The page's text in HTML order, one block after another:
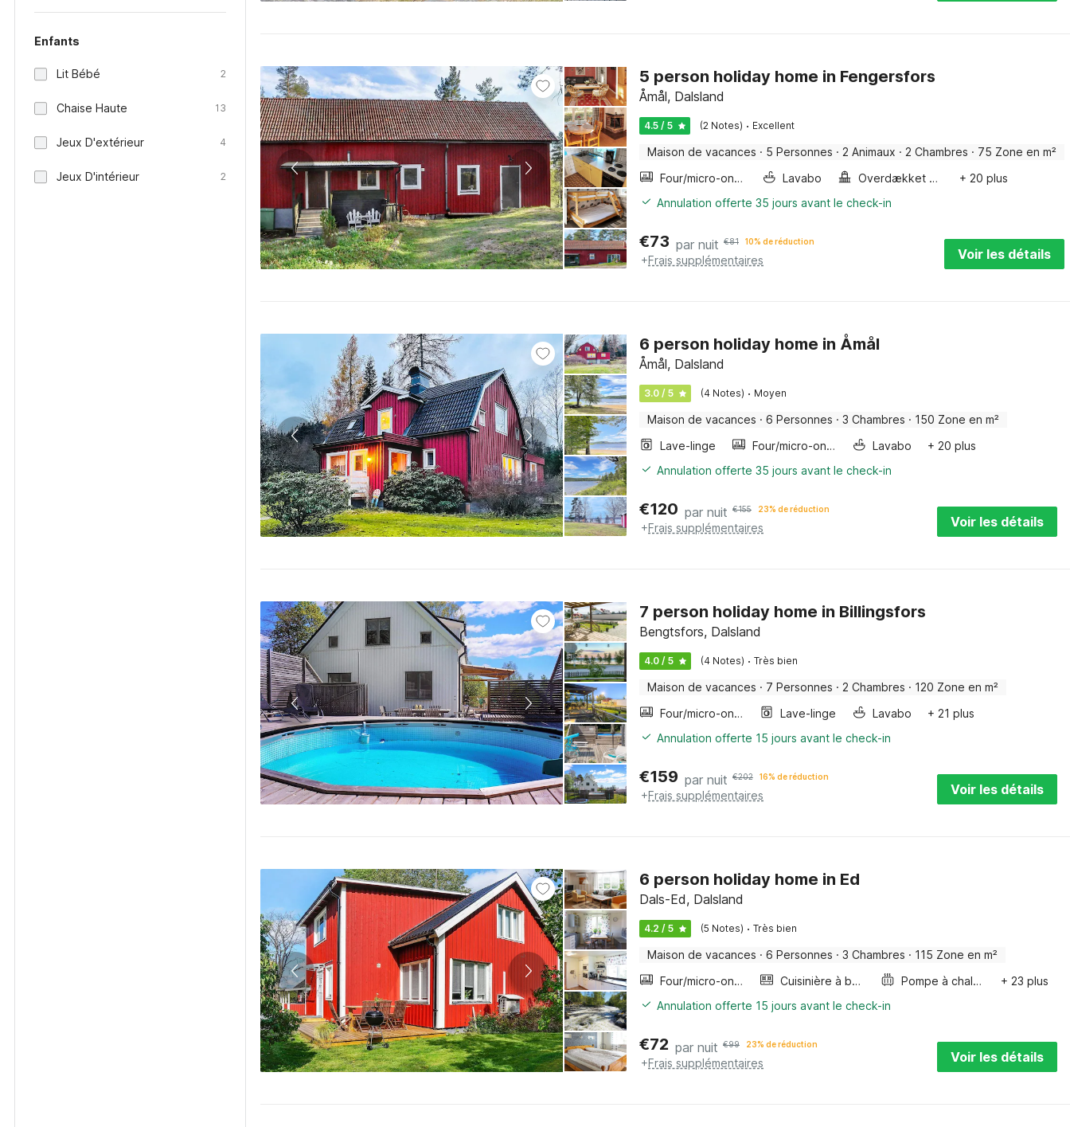
Enfants
Lit Bébé 2
Chaise Haute 13
Jeux D'extérieur 4
Jeux D'intérieur 2
5 person holiday home in Fengersfors
Åmål, Dalsland
4.5 / 5 (2 Notes) · Excellent
Maison de vacances · 5 Personnes · 2 Animaux · 2 Chambres · 75 Zone en m²
Four/micro-onde combinés
Lavabo Overdækket Terrasse
+ 20 plus
Annulation offerte 35 jours avant le check-in
€73 par nuit €81 10% de réduction
+Frais supplémentaires Voir les détails
6 person holiday home in Åmål
Åmål, Dalsland
3.0 / 5 (4 Notes) · Moyen
Maison de vacances · 6 Personnes · 3 Chambres · 150 Zone en m²
Lave-linge
Four/micro-onde combinés Lavabo
+ 20 plus
Annulation offerte 35 jours avant le check-in
€120 par nuit €155 23% de réduction
+Frais supplémentaires Voir les détails
7 person holiday home in Billingsfors
Bengtsfors, Dalsland
4.0 / 5 (4 Notes) · Très bien
Maison de vacances · 7 Personnes · 2 Chambres · 120 Zone en m²
Four/micro-onde combinés
Lave-linge Lavabo
+ 21 plus
Annulation offerte 15 jours avant le check-in
€159 par nuit €202 16% de réduction
+Frais supplémentaires Voir les détails
6 person holiday home in Ed
Dals-Ed, Dalsland
4.2 / 5 (5 Notes) · Très bien
Maison de vacances · 6 Personnes · 3 Chambres · 115 Zone en m²
Four/micro-onde combinés
Cuisinière à bois Pompe à chaleur air/air
+ 23 plus
Annulation offerte 15 jours avant le check-in
€72 par nuit €99 23% de réduction
+Frais supplémentaires Voir les détails